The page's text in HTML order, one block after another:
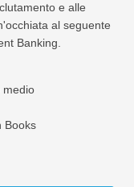
e alle
al seguente
Banking.
medio
Books